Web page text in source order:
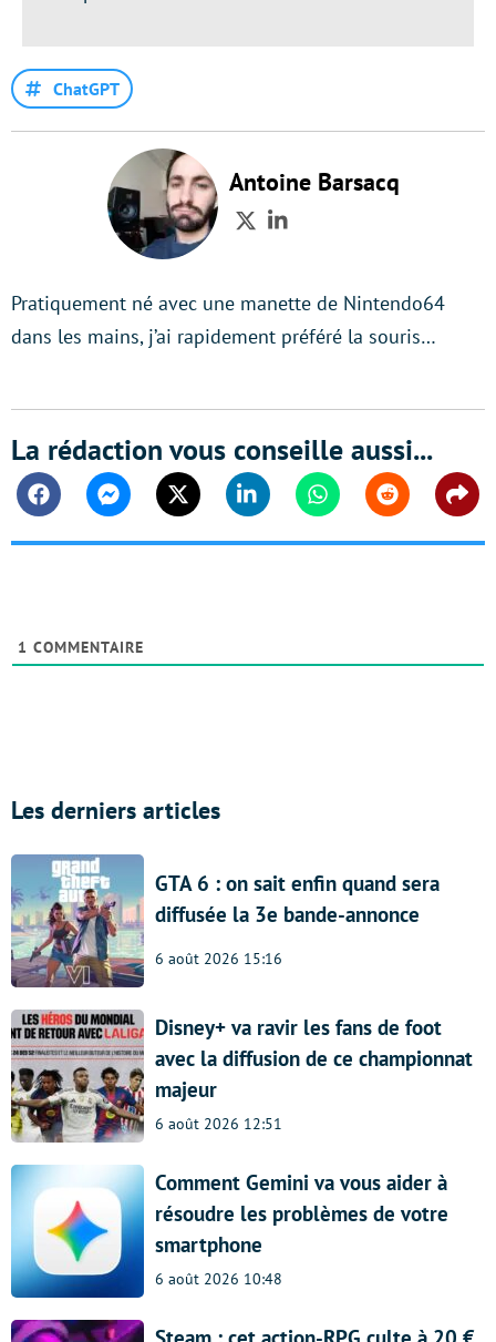
ChatGPT
Antoine Barsacq
TwitterLinkedIn
Pratiquement né avec une manette de Nintendo64
dans les mains, j’ai rapidement préféré la souris…
La rédaction vous conseille aussi...
FacebookMessengerTwitter Linkedin WhatsappReddit
1 COMMENTAIRE
Les derniers articles
GTA 6 : on sait enfin quand sera
diffusée la 3e bande-annonce
6 août 2026 15:16
Disney+ va ravir les fans de foot
avec la diffusion de ce championnat
majeur
6 août 2026 12:51
Comment Gemini va vous aider à
résoudre les problèmes de votre
smartphone
6 août 2026 10:48